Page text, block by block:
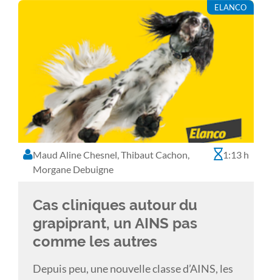
ELANCO
Maud Aline Chesnel, Thibaut Cachon,
Morgane Debuigne
1:13 h
Cas cliniques autour du
grapiprant, un AINS pas
comme les autres
Depuis peu, une nouvelle classe d’AINS, les